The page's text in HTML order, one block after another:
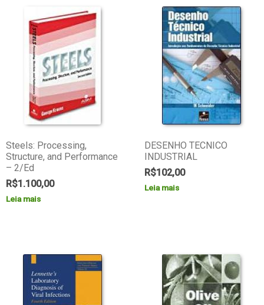
Steels: Processing,
Structure, and Performance
– 2/Ed
R$1.100,00
Leia mais
DESENHO TECNICO
INDUSTRIAL
R$102,00
Leia mais